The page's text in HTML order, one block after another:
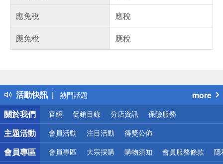
應免稅
應稅
應免稅
應稅
活動快訊
得獎公告
熱門話題
銀行優惠
偏遠地區配送
詐騙網頁！請小心！
more
關於我們
官網 促銷目錄 分店資訊 保險服務
主題活動 會員活動 注目活動 得獎公佈
會員專區 會員專區 大宗採購 購物須知 會員服務條款 隱